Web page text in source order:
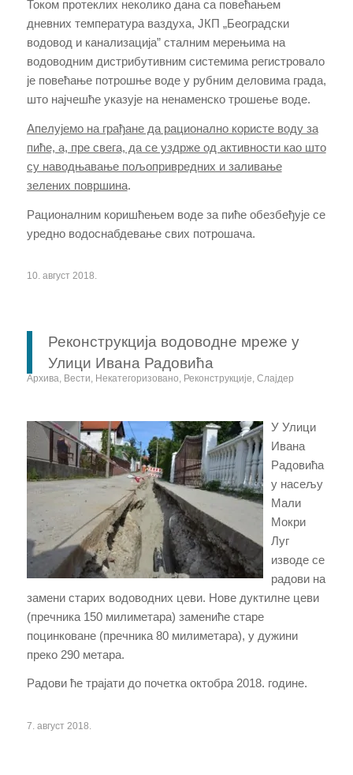
Током протеклих неколико дана са повећањем
дневних температура ваздуха, ЈКП „Београдски
водовод и канализација” сталним мерењима на
водоводним дистрибутивним системима регистровало
је повећање потрошње воде у рубним деловима града,
што најчешће указује на ненаменско трошење воде.
Апелујемо на грађане да рационално користе воду за
пиће, а, пре свега, да се уздрже од активности као што
су наводњавање пољопривредних и заливање
зелених површина.
Рационалним коришћењем воде за пиће обезбеђује се
уредно водоснабдевање свих потрошача.
10. август 2018.
Реконструкција водоводне мреже у
Улици Ивана Радовића
Архива, Вести, Некатегоризовано, Реконструкције, Слајдер
У Улици
Ивана
Радовића
у насељу
Мали
Мокри
Луг
изводе се
радови на
замени старих водоводних цеви. Нове дуктилне цеви
(пречника 150 милиметара) замениће старе
поцинковане (пречника 80 милиметара), у дужини
преко 290 метара.
Радови ће трајати до почетка октобра 2018. године.
7. август 2018.